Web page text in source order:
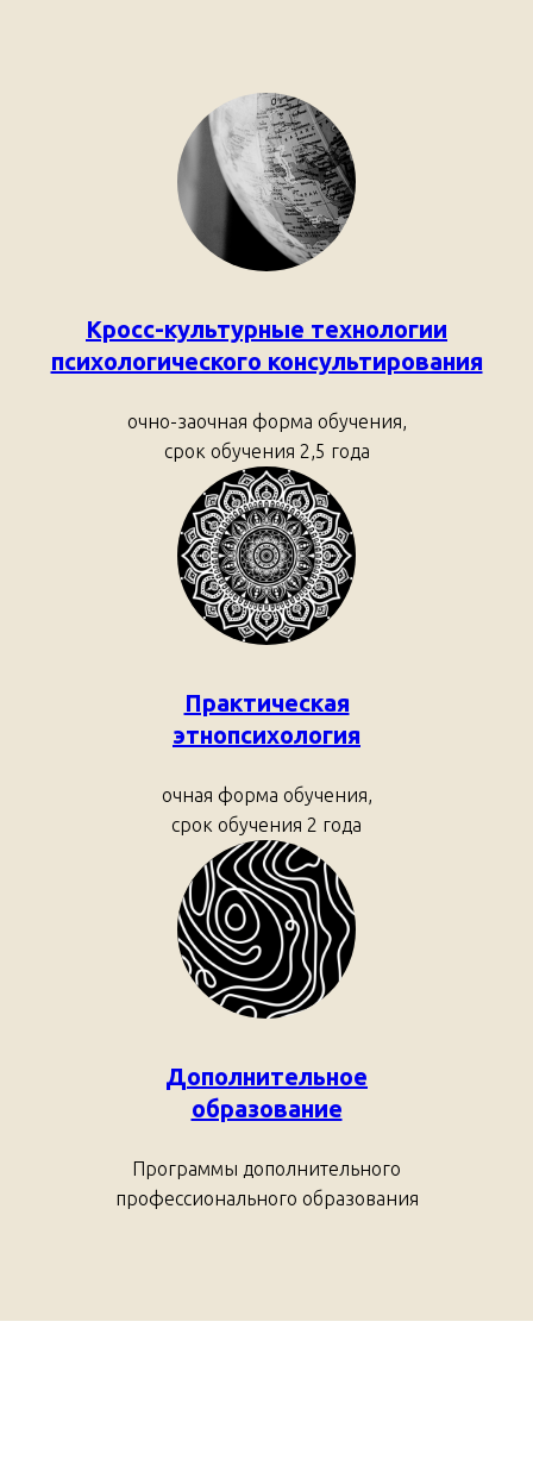
Кросс-культурные технологии
психологического консультирования
очно-заочная форма обучения,
срок обучения 2,5 года
Практическая
этнопсихология
очная форма обучения,
срок обучения 2 года
Дополнительное
образование
Программы дополнительного
профессионального образования